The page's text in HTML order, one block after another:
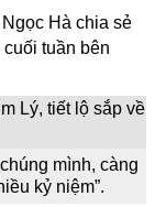
Hà chia sẻ
tuần bên
mình, càng
kỷ niệm”.